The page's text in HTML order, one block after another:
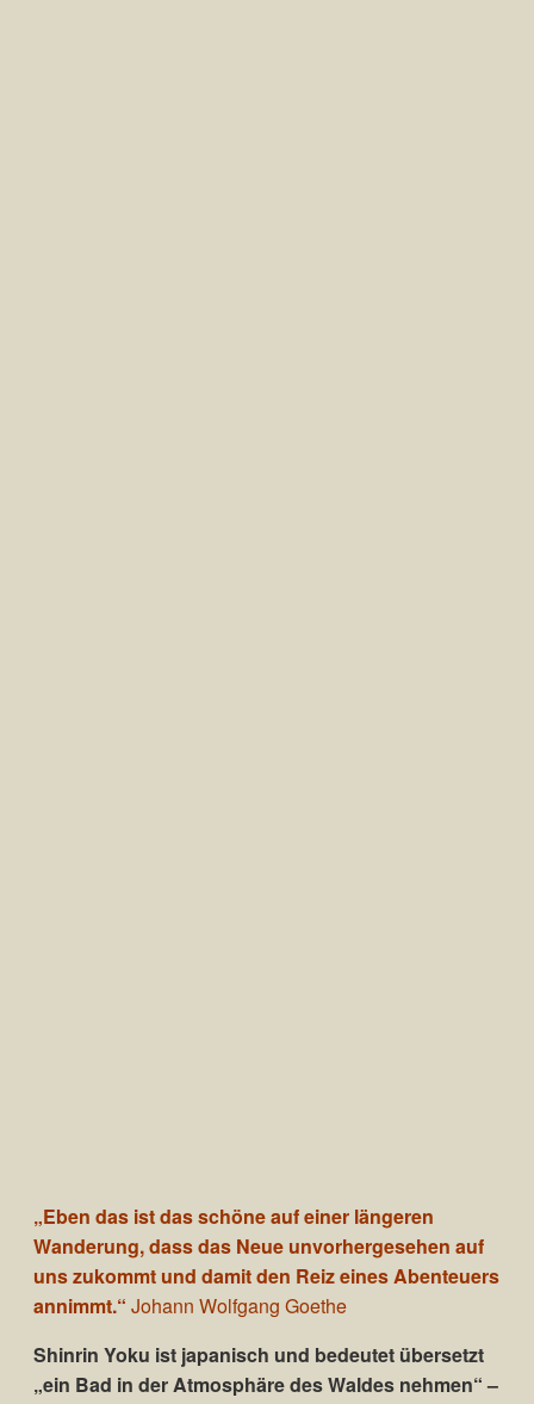
„Eben das ist das schöne auf einer längeren
Wanderung, dass das Neue unvorhergesehen auf
uns zukommt und damit den Reiz eines Abenteuers
annimmt.“ Johann Wolfgang Goethe
Shinrin Yoku ist japanisch und bedeutet übersetzt
„ein Bad in der Atmosphäredes Waldes nehmen“ –